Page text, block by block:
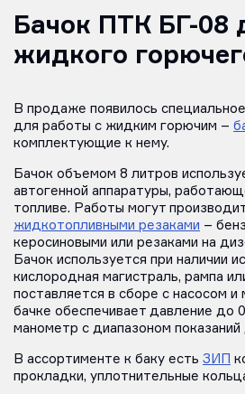
Бачок ПТК БГ-08
жидкого
В продаже появилось
для работы с жидким горючим –
комплектующие к нему.
Бачок объемом 8 литров
автогенной аппаратуры,
топливе. Работы могут
жидкотопливными резаками –
керосиновыми или резаками на
Бачок используется при наличии
кислородная магистраль, рампа
поставляется в сборе с насосом
бачке обеспечивает давление до
манометр с диапазоном
В ассортименте к баку есть ЗИП
прокладки, уплотнительные